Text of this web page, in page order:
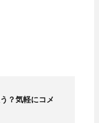
？気軽にコメ